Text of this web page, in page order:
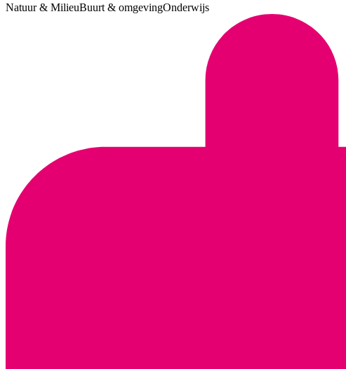
Natuur & MilieuBuurt & omgevingOnderwijs